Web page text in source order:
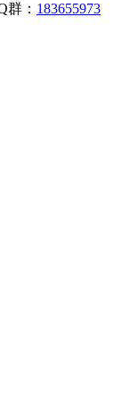
群： 183655973